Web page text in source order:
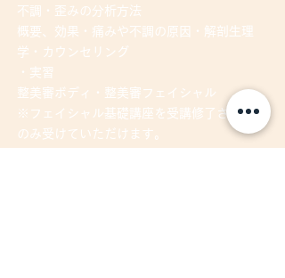
不調・歪みの分析方法
概要、効果・痛みや不調の原因・解剖生理
学・カウンセリング
・実習
整美審ボディ・整美審フェイシャル
​※フェイシャル基礎講座を受講修了された方
のみ受けていただけます。